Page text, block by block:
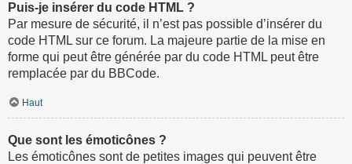
Puis-je insérer du code HTML ?
Par mesure de sécurité, il n’est pas possible d’insérer du
code HTML sur ce forum. La majeure partie de la mise en
forme qui peut être générée par du code HTML peut être
remplacée par du BBCode.
Haut
Que sont les émoticônes ?
Les émoticônes sont de petites images qui peuvent être